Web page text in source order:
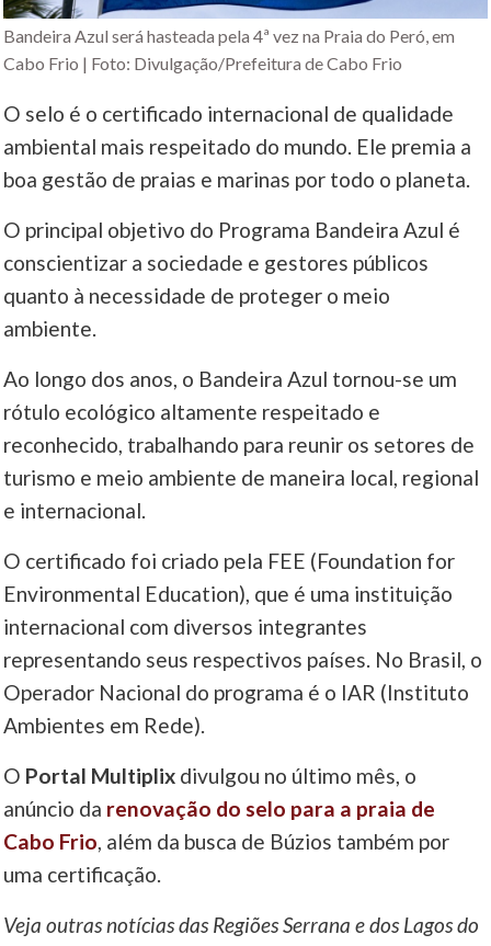
Bandeira Azul será hasteada pela 4ª vez na Praia do Peró, em
Cabo Frio | Foto: Divulgação/Prefeitura de Cabo Frio
O selo é o certificado internacional de qualidade
ambiental mais respeitado do mundo. Ele premia a
boa gestão de praias e marinas por todo o planeta.
O principal objetivo do Programa Bandeira Azul é
conscientizar a sociedade e gestores públicos
quanto à necessidade de proteger o meio
ambiente.
Ao longo dos anos, o Bandeira Azul tornou-se um
rótulo ecológico altamente respeitado e
reconhecido, trabalhando para reunir os setores de
turismo e meio ambiente de maneira local, regional
e internacional.
O certificado foi criado pela FEE (Foundation for
Environmental Education), que é uma instituição
internacional com diversos integrantes
representando seus respectivos países. No Brasil, o
Operador Nacional do programa é o IAR (Instituto
Ambientes em Rede).
O Portal Multiplix divulgou no último mês, o
anúncio da renovação do selo para a praia de
Cabo Frio, além da busca de Búzios também por
uma certificação.
Veja outras notícias das Regiões Serrana e dos Lagos do